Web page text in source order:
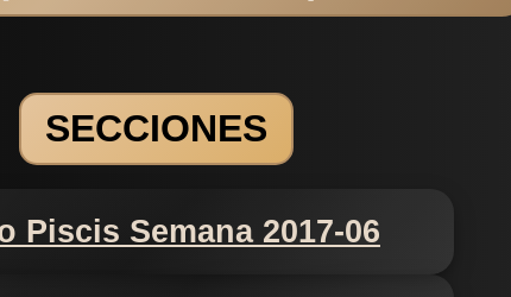
SECCIONES
Piscis Semana 2017-06